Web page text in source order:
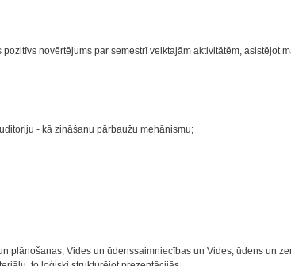
novērtējums par semestrī veiktajām aktivitātēm, asistējot
- kā zināšanu pārbaužu mehānismu;
Vides un ūdenssaimniecības un Vides, ūdens un